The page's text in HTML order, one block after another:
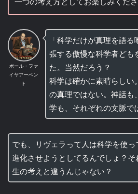
ポール・ファ
イヤアーベン
ト
「科学だけが真理を語
張する傲慢な科学者ども
た。当然だろう？
科学は確かに素晴らしい
の真理ではない。神話も
学も、それぞれの文脈で
でも、リヴェラって人は科学を使っ
進化させようとしてるんでしょ？
生の考えと違うんじゃない？